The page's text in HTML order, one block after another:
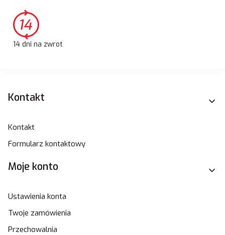
14 dni na zwrot
Linki w stopce
Kontakt
Kontakt
Formularz kontaktowy
Moje konto
Ustawienia konta
Twoje zamówienia
Przechowalnia